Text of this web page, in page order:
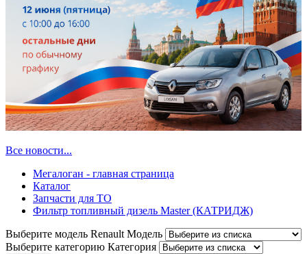
Все новости...
Мегалоган - главная страница
Каталог
Запчасти для ТО
Фильтр топливный дизель Master (КАТРИДЖ)
Выберите модель Renault Модель
Выберите категорию Категория